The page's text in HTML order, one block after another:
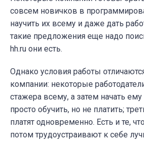
совсем новичков в
научить их всему и даже дать
такие предложения еще надо
hh.ru они есть.
Однако условия работы
компании: некоторые
стажера всему, а затем начать
просто обучить, но не платить;
платят одновременно. Есть и те,
потом трудоустраивают к себе